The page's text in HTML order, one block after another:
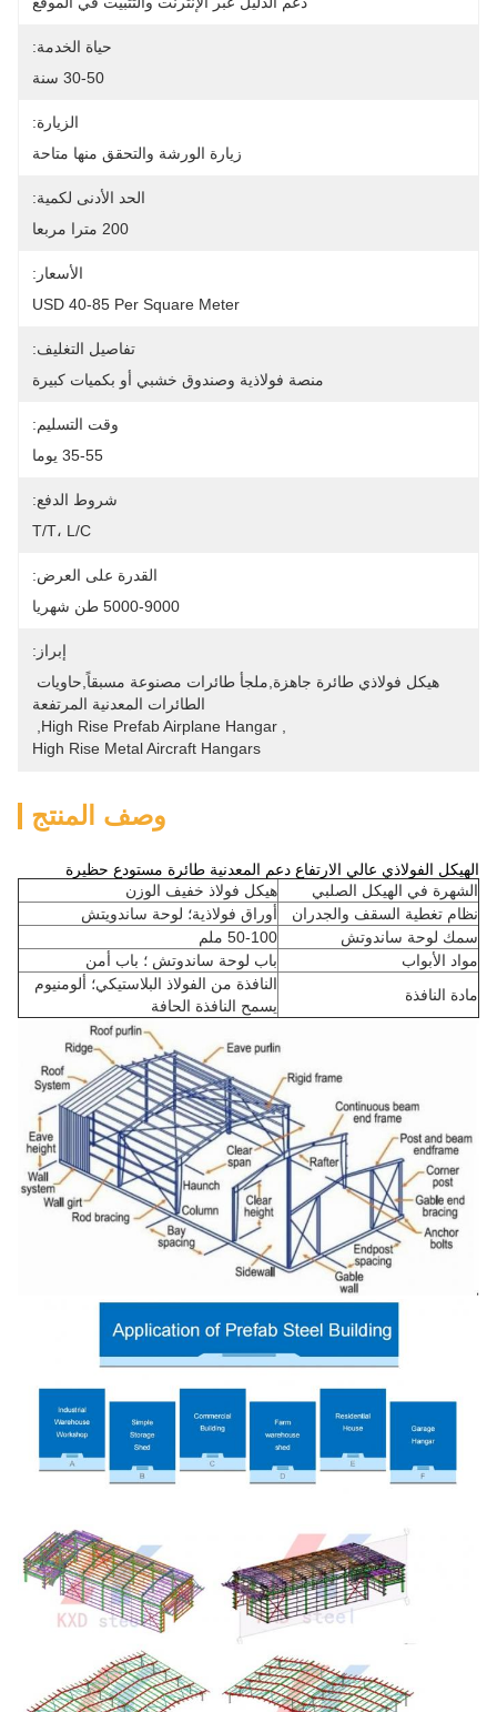
حياة الخدمة:
30-50 سنة
الزيارة:
زيارة الورشة والتحقق منها متاحة
الحد الأدنى لكمية:
200 مترا مربعا
الأسعار:
USD 40-85 Per Square Meter
تفاصيل التغليف:
منصة فولاذية وصندوق خشبي أو بكميات كبيرة
وقت التسليم:
35-55 يوما
شروط الدفع:
T/T، L/C
القدرة على العرض:
5000-9000 طن شهريا
إبراز:
الطائرات المعدنية المرتفعة
High Rise Prefab Airplane Hangar
High Rise Metal Aircraft Hangars
وصف المنتج
الهيكل الفولاذي عالي الارتفاع دعم المعدنية طائرة مستودع حظيرة
الشهرة في الهيكل الصلبي
هيكل فولاذ خفيف الوزن
نظام تغطية السقف والجدران
أوراق فولاذية؛ لوحة ساندويتش
سمك لوحة ساندوتش
50-100 ملم
مواد الأبواب
باب لوحة ساندوتش ؛ باب أمن
مادة النافذة
النافذة من الفولاذ البلاستيكي؛ ألومنيوم
يسمح النافذة الحافة